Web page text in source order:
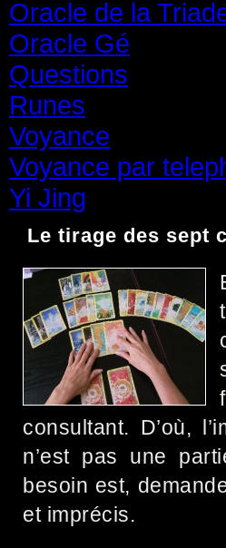
Oracle de la
Oracle Gé
Questions
Runes
Voyance
Voyance par
Yi Jing
Le tirage des sept
consultant. D’où,
n’est pas une
besoin est,
et imprécis.